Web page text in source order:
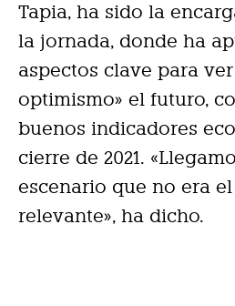
Tapia, ha sido la
la jornada, donde ha
aspectos clave para
optimismo» el futuro,
buenos indicadores
cierre de 2021.
escenario que no era
relevante», ha dicho.